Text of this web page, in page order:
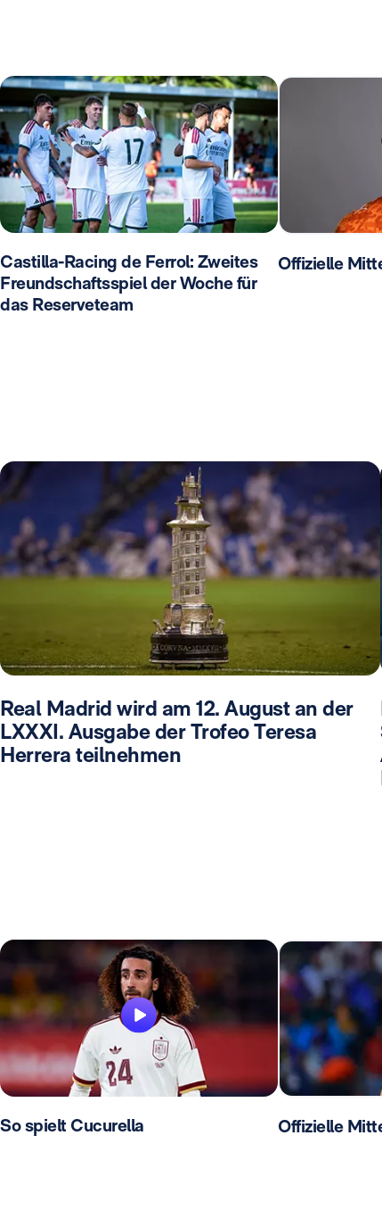
Castilla-Racing de Ferrol: Zweites
Freundschaftsspiel der Woche für
das Reserveteam
Offizielle
Real Madrid wird am 12. August an der
LXXXI. Ausgabe der Trofeo Teresa
Herrera teilnehmen
So spielt Cucurella Offizielle